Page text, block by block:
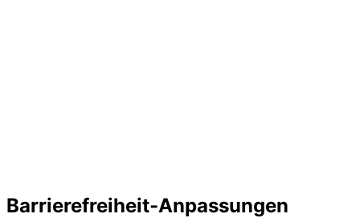
Barrierefreiheit-Anpassungen